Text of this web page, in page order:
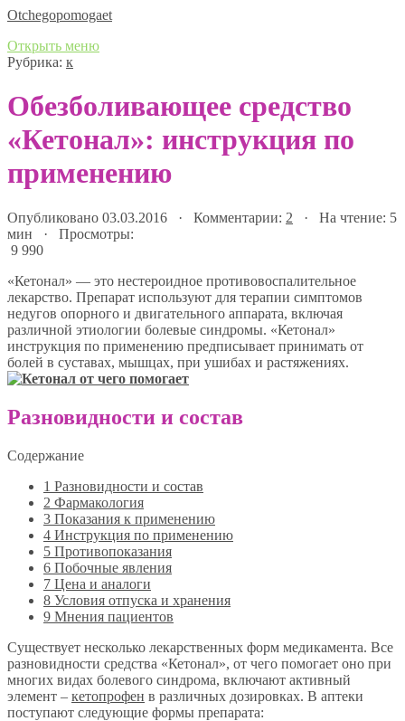
Оtchegopomogaet
Открыть меню
Рубрика: к
Обезболивающее средство
«Кетонал»: инструкция по
применению
Опубликовано 03.03.2016 · Комментарии: 2 · На чтение: 5
мин · Просмотры:
9 990
«Кетонал» — это нестероидное противовоспалительное
лекарство. Препарат используют для терапии симптомов
недугов опорного и двигательного аппарата, включая
различной этиологии болевые синдромы. «Кетонал»
инструкция по применению предписывает принимать от
болей в суставах, мышцах, при ушибах и растяжениях.
Разновидности и состав
Содержание
1 Разновидности и состав
2 Фармакология
3 Показания к применению
4 Инструкция по применению
5 Противопоказания
6 Побочные явления
7 Цена и аналоги
8 Условия отпуска и хранения
9 Мнения пациентов
Существует несколько лекарственных форм медикамента. Все
разновидности средства «Кетонал», от чего помогает оно при
многих видах болевого синдрома, включают активный
элемент – кетопрофен в различных дозировках. В аптеки
поступают следующие формы препарата: